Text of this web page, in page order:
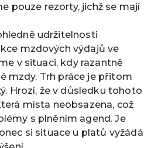
pouze rezorty, jichž se mají
udržitelnosti
mzdových výdajů ve
v situaci, kdy razantně
mzdy. Trh práce je přitom
Hrozí, že v důsledku tohoto
místa neobsazena, což
s plněním agend. Je
si situace u platů vyžádá